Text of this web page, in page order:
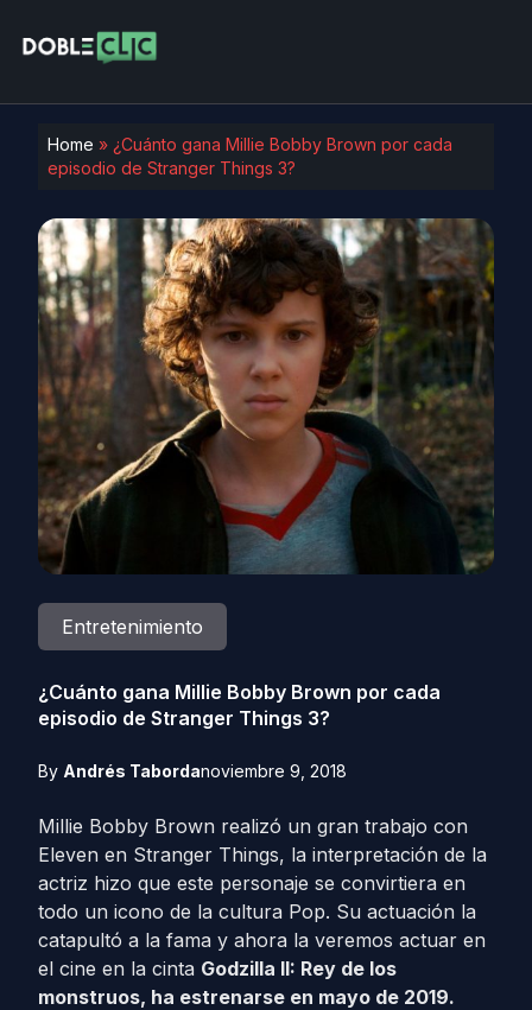
Home » ¿Cuánto gana Millie Bobby Brown por cada
episodio de Stranger Things 3?
Entretenimiento
¿Cuánto gana Millie Bobby Brown por cada
episodio de Stranger Things 3?
By Andrés Tabordanoviembre 9, 2018
Millie Bobby Brown realizó un gran trabajo con
Eleven en Stranger Things, la interpretación de la
actriz hizo que este personaje se convirtiera en
todo un icono de la cultura Pop. Su actuación la
catapultó a la fama y ahora la veremos actuar en
el cine en la cinta Godzilla II: Rey de los
monstruos, ha estrenarse en mayo de 2019.